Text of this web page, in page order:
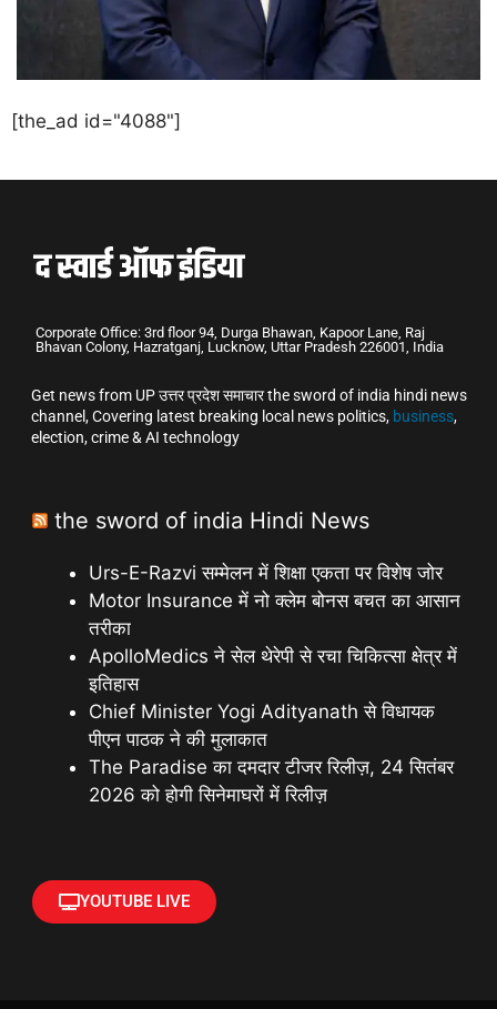
[the_ad id="4088"]
Corporate Office: 3rd floor 94, Durga Bhawan, Kapoor Lane, Raj
Bhavan Colony, Hazratganj, Lucknow, Uttar Pradesh 226001, India
Get news from UP उत्तर प्रदेश समाचार the sword of india hindi news
channel, Covering latest breaking local news politics, business,
election, crime & AI technology
the sword of india Hindi News
Urs-E-Razvi सम्मेलन में शिक्षा एकता पर विशेष जोर
Motor Insurance में नो क्लेम बोनस बचत का आसान
तरीका
ApolloMedics ने सेल थेरेपी से रचा चिकित्सा क्षेत्र में
इतिहास
Chief Minister Yogi Adityanath से विधायक
पीएन पाठक ने की मुलाकात
The Paradise का दमदार टीजर रिलीज़, 24 सितंबर
2026 को होगी सिनेमाघरों में रिलीज़
YOUTUBE LIVE